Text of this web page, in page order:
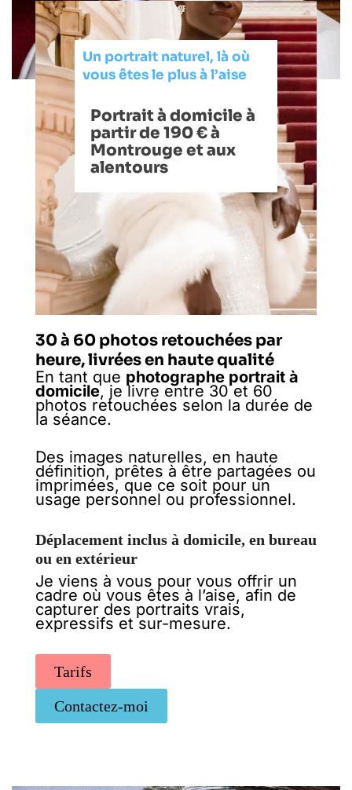
Un portrait naturel, là où
vous êtes le plus à l’aise
Portrait à domicile à
partir de 190 € à
Montrouge et aux
alentours
30 à 60 photos retouchées par
heure, livrées en haute qualité
En tant que photographe portrait à
domicile, je livre entre 30 et 60
photos retouchées selon la durée de
la séance.
Des images naturelles, en haute
définition, prêtes à être partagées ou
imprimées, que ce soit pour un
usage personnel ou professionnel.
Déplacement inclus à domicile, en bureau
ou en extérieur
Je viens à vous pour vous offrir un
cadre où vous êtes à l’aise, afin de
capturer des portraits vrais,
expressifs et sur-mesure.
Tarifs
Contactez-moi